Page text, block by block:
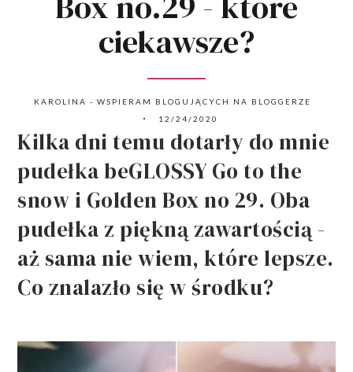
ciekawsze?
KAROLINA - WSPIERAM BLOGUJĄCYCH NA BLOGGERZE
12/24/2020
Kilka dni temu dotarły do mnie
pudełka beGLOSSY Go to the
snow i Golden Box no 29. Oba
pudełka z piękną zawartością -
aż sama nie wiem, które lepsze.
Co znalazło się w środku?